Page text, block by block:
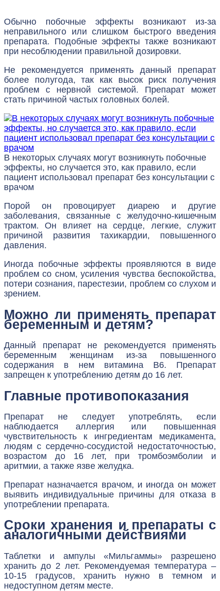
Обычно побочные эффекты возникают из-за
неправильного или слишком быстрого введения
препарата. Подобные эффекты также возникают
при несоблюдении правильной дозировки.
Не рекомендуется применять данный препарат
более полугода, так как высок риск получения
проблем с нервной системой. Препарат может
стать причиной частых головных болей.
В некоторых случаях могут возникнуть побочные
эффекты, но случается это, как правило, если
пациент использовал препарат без консультации с
врачом
Порой он провоцирует диарею и другие
заболевания, связанные с желудочно-кишечным
трактом. Он влияет на сердце, легкие, служит
причиной развития тахикардии, повышенного
давления.
Иногда побочные эффекты проявляются в виде
проблем со сном, усиления чувства беспокойства,
потери сознания, парестезии, проблем со слухом и
зрением.
Можно ли применять препарат
беременным и детям?
Данный препарат не рекомендуется применять
беременным женщинам из-за повышенного
содержания в нем витамина B6. Препарат
запрещен к употреблению детям до 16 лет.
Главные противопоказания
Препарат не следует употреблять, если
наблюдается аллергия или повышенная
чувствительность к ингредиентам медикамента,
людям с сердечно-сосудистой недостаточностью,
возрастом до 16 лет, при тромбоэмболии и
аритмии, а также язве желудка.
Препарат назначается врачом, и иногда он может
выявить индивидуальные причины для отказа в
употреблении препарата.
Сроки хранения и препараты с
аналогичными действиями
Таблетки и ампулы «Мильгаммы» разрешено
хранить до 2 лет. Рекомендуемая температура –
10-15 градусов, хранить нужно в темном и
недоступном детям месте.